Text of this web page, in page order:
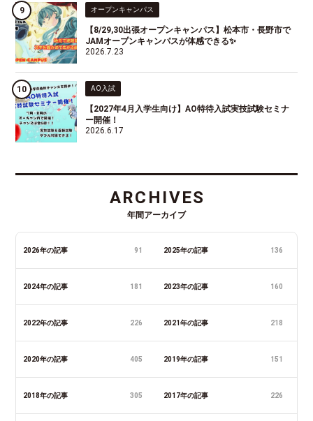
オープンキャンパス
【8/29,30出張オープンキャンパス】松本市・長野市で
JAMオープンキャンパスが体感できる✨
2026.7.23
AO入試
【2027年4月入学生向け】AO特待入試実技試験セミナ
ー開催！
2026.6.17
ARCHIVES
年間アーカイブ
2026年の記事 91 2025年の記事 136
2024年の記事 181 2023年の記事 160
2022年の記事 226 2021年の記事 218
2020年の記事 405 2019年の記事 151
2018年の記事 305 2017年の記事 226